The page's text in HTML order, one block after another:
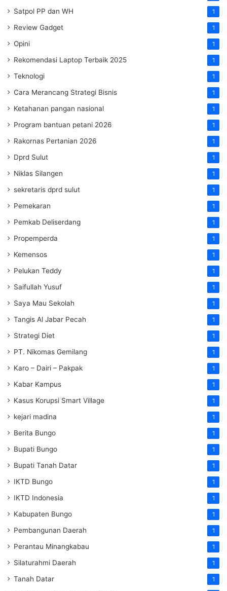
Satpol PP dan WH 1
Review Gadget 1
Opini 1
Rekomendasi Laptop Terbaik 2025 1
Teknologi 1
Cara Merancang Strategi Bisnis 1
Ketahanan pangan nasional 1
Program bantuan petani 2026 1
Rakornas Pertanian 2026 1
Dprd Sulut 1
Niklas Silangen 1
sekretaris dprd sulut 1
Pemekaran 1
Pemkab Deliserdang 1
Propemperda 1
Kemensos 1
Pelukan Teddy 1
Saifullah Yusuf 1
Saya Mau Sekolah 1
Tangis Al Jabar Pecah 1
Strategi Diet 1
PT. Nikomas Gemilang 1
Karo – Dairi – Pakpak 1
Kabar Kampus 1
Kasus Korupsi Smart Village 1
kejari madina 1
Berita Bungo 1
Bupati Bungo 1
Bupati Tanah Datar 1
IKTD Bungo 1
IKTD Indonesia 1
Kabupaten Bungo 1
Pembangunan Daerah 1
Perantau Minangkabau 1
Silaturahmi Daerah 1
Tanah Datar 1